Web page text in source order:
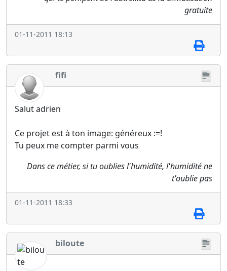
gratuite
01-11-2011 18:13
fifi
Salut adrien
Ce projet est à ton image: généreux :=!
Tu peux me compter parmi vous
Dans ce métier, si tu oublies l'humidité, l'humidité ne
t'oublie pas
01-11-2011 18:33
biloute